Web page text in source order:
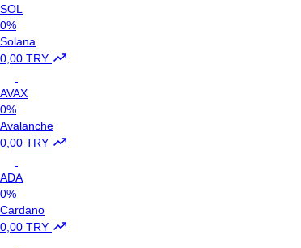
SOL
0%
Solana
0,00 TRY
AVAX
0%
Avalanche
0,00 TRY
ADA
0%
Cardano
0,00 TRY